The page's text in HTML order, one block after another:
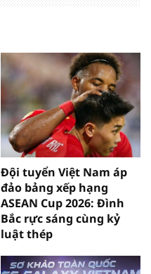
Đội tuyển Việt Nam áp
đảo bảng xếp hạng
ASEAN Cup 2026: Đình
Bắc rực sáng cùng kỷ
luật thép